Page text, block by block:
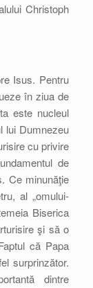
Christoph
Isus. Pentru
în ziua de
este nucleul
lui Dumnezeu
cu privire
de
Ce minunăţie
al „omului-
Biserica
şi să o
că Papa
surprinzător.
dintre